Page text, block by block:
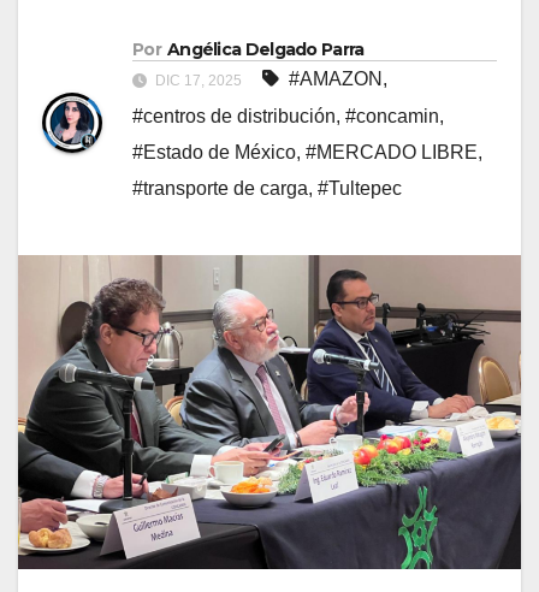
Por Angélica Delgado Parra
DIC 17, 2025 #AMAZON ,
#centros de distribución, #concamin,
#Estado de México, #MERCADO LIBRE,
#transporte de carga, #Tultepec